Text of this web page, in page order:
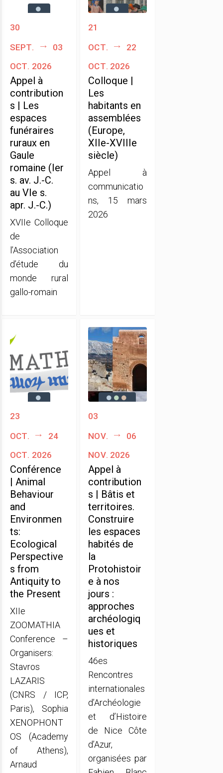
30
sept.
03
oct. 2026
Appel à
contribution
s | Les
espaces
funéraires
ruraux en
Gaule
romaine (Ier
s. av. J.-C.
au VIe s.
apr. J.-C.)
XVIIe Colloque
de
l’Association
d’étude du
monde rural
gallo-romain
21
oct.
22
oct. 2026
Colloque |
Les
habitants en
assemblées
(Europe,
XIIe-XVIIIe
siècle)
Appel à
communicatio
ns, 15 mars
2026
23
oct.
24
oct. 2026
Conférence
| Animal
Behaviour
and
Environmen
ts:
Ecological
Perspective
s from
Antiquity to
the Present
XIIe
ZOOMATHIA
Conference –
Organisers:
Stavros
LAZARIS
(CNRS / ICP,
Paris), Sophia
XENOPHONT
OS (Academy
of Athens),
Arnaud
03
nov.
06
nov. 2026
Appel à
contribution
s | Bâtis et
territoires.
Construire
les espaces
habités de
la
Protohistoir
e à nos
jours :
approches
archéologiq
ues et
historiques
46es
Rencontres
internationales
d’Archéologie
et d’Histoire
de Nice Côte
d’Azur,
organisées par